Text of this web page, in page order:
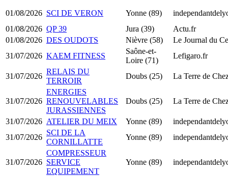
01/08/2026 SCI DE VERON Yonne (89)
01/08/2026 QP 39 Jura (39)
Actu.fr
01/08/2026 DES OUDOTS Nièvre (58)
Le Journal du
31/07/2026 KAEM FITNESS
Saône-et-
Loire (71)
Lefigaro.fr
31/07/2026
RELAIS DU
TERROIR
Doubs (25) La Terre de
31/07/2026
ENERGIES
RENOUVELABLES
JURASSIENNES
Doubs (25) La Terre de
31/07/2026 ATELIER DU MEIX Yonne (89)
31/07/2026
SCI DE LA
CORNILLATTE
Yonne (89)
31/07/2026
COMPRESSEUR
SERVICE
EQUIPEMENT
Yonne (89)